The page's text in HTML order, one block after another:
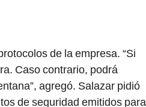
de la empresa. “Si
Caso contrario, podrá
agregó. Salazar pidió
de seguridad emitidos para